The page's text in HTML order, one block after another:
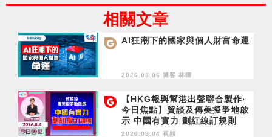
相關文章
AI狂潮下的國家與個人財富命運
2026.08.06 博客 林暉
【HKG報與幫港出聲聯合製作‧
今日焦點】貿談及傳美擬爭地啟
示 中國有實力 劃紅線訂規則
2026.08.04 視頻